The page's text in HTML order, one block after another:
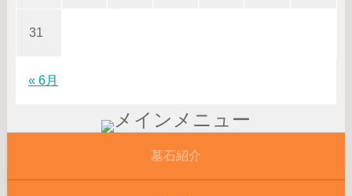
« 6月
31
墓石紹介